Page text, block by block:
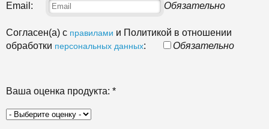
Email: Обязательно
Согласен(а) с правилами и Политикой в отношении
обработки персональных данных: Обязательно
Ваша оценка продукта: *